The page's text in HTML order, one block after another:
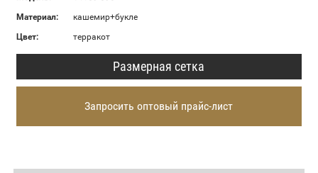
Материал:
кашемир+букле
Цвет:
терракот
Размерная сетка
Запросить оптовый прайс-лист